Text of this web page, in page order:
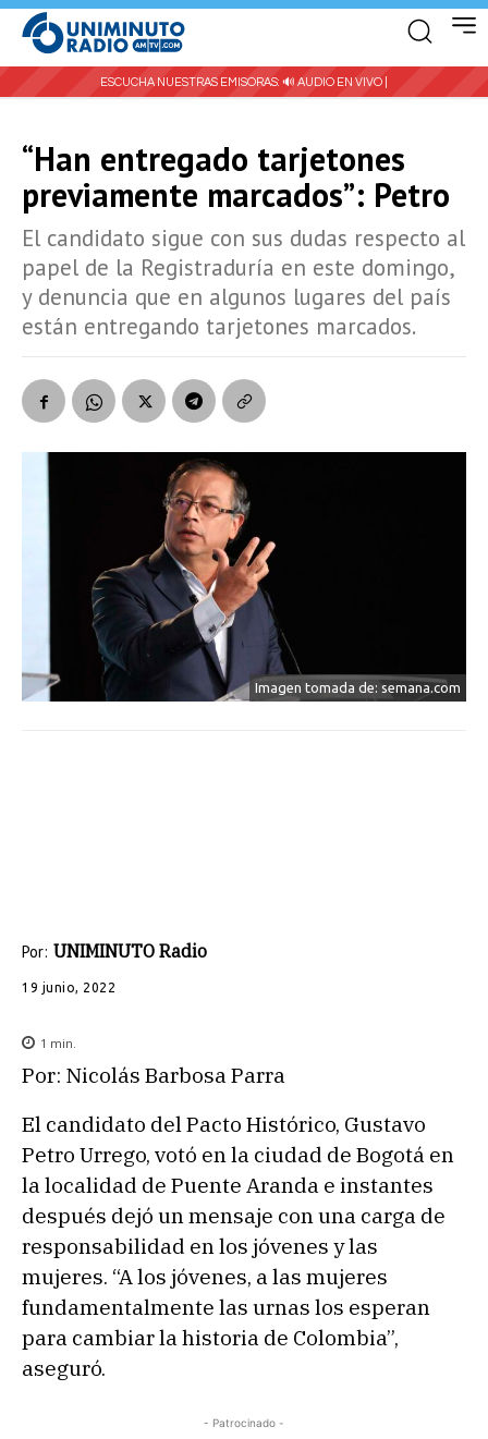
ESCUCHA NUESTRAS EMISORAS: 🔊 AUDIO EN VIVO |
“Han entregado tarjetones
previamente marcados”: Petro
El candidato sigue con sus dudas respecto al
papel de la Registraduría en este domingo,
y denuncia que en algunos lugares del país
están entregando tarjetones marcados.
Imagen tomada de: semana.com
Por: UNIMINUTO Radio
19 junio, 2022
1 min.
Por: Nicolás Barbosa Parra
El candidato del Pacto Histórico, Gustavo
Petro Urrego, votó en la ciudad de Bogotá en
la localidad de Puente Aranda e instantes
después dejó un mensaje con una carga de
responsabilidad en los jóvenes y las
mujeres. “A los jóvenes, a las mujeres
fundamentalmente las urnas los esperan
para cambiar la historia de Colombia”,
aseguró.
- Patrocinado -